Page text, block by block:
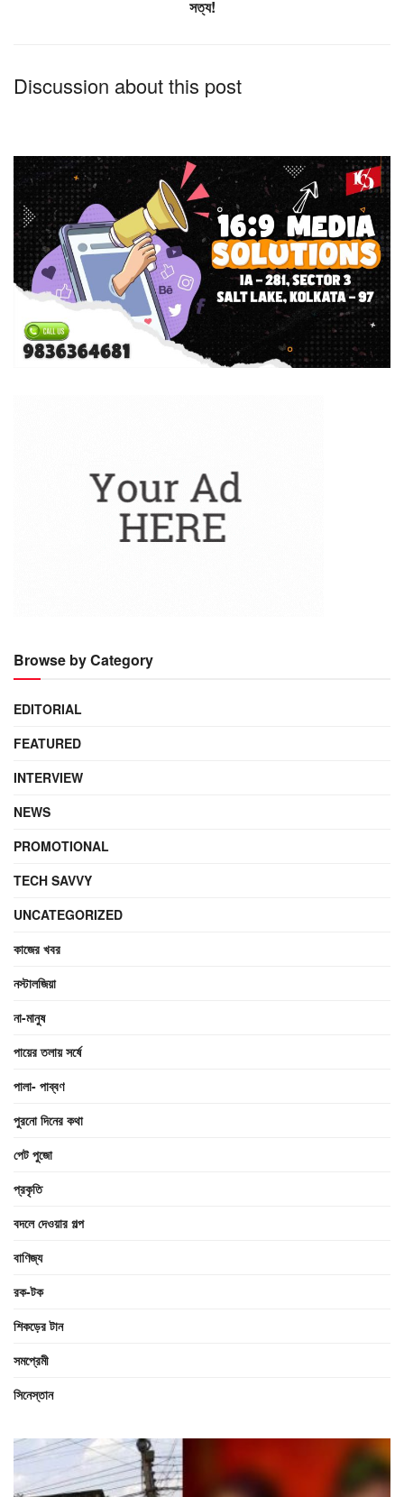
সত্য!
Discussion about this post
Browse by Category
EDITORIAL
FEATURED
INTERVIEW
NEWS
PROMOTIONAL
TECH SAVVY
UNCATEGORIZED
কাজের খবর
নস্টালজিয়া
না-মানুষ
পায়ের তলায় সর্ষে
পালা- পাব্বণ
পুরনো দিনের কথা
পেট পুজো
প্রকৃতি
বদলে দেওয়ার গল্প
বাণিজ্য
রক-টক
শিকড়ের টান
সমপ্রেমী
সিনেস্তান